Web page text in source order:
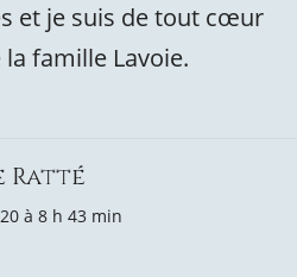
et je suis de tout cœur
famille Lavoie.
Ratté
à 8 h 43 min